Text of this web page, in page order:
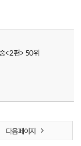
<2편> 50위
다음 페이지